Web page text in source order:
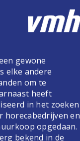
gewone
elke andere
om te
heeft
in het zoeken
horecabedrijven en
opgedaan.
bekend in de